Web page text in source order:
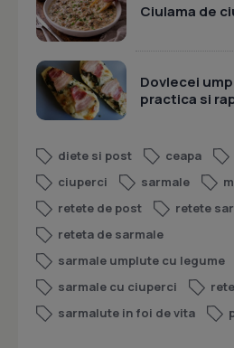
Ciulama de
Dovlecei
practica si
diete si post ceapa
ciuperci
sarmale
retete de post
retete
reteta de sarmale
sarmale umplute cu legume
sarmale cu ciuperci
sarmalute in foi de vita